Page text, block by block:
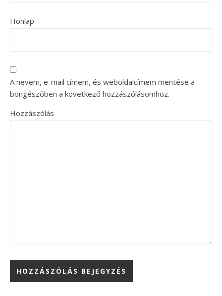
Honlap
A nevem, e-mail címem, és weboldalcímem mentése a
böngészőben a következő hozzászólásomhoz.
Hozzászólás